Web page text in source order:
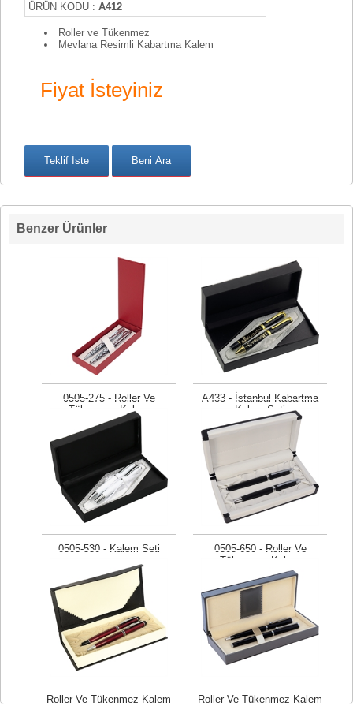
ÜRÜN KODU : A412
Roller ve Tükenmez
Mevlana Resimli Kabartma Kalem
Fiyat İsteyiniz
Benzer Ürünler
0505-275 - Roller Ve
Tükenmez Kalem
Fiyat isteyiniz
A433 - İstanbul Kabartma
Kalem Seti
Fiyat isteyiniz
0505-530 - Kalem Seti
Fiyat isteyiniz
0505-650 - Roller Ve
Tükenmez Kalem
Fiyat isteyiniz
Roller Ve Tükenmez Kalem Roller Ve Tükenmez Kalem